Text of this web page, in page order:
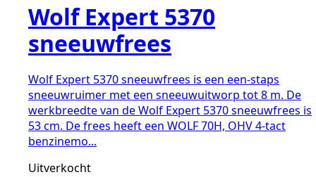
Wolf Expert 5370
sneeuwfrees
Wolf Expert 5370 sneeuwfrees is een een-staps
sneeuwruimer met een sneeuwuitworp tot 8 m. De
werkbreedte van de Wolf Expert 5370 sneeuwfrees is
53 cm. De frees heeft een WOLF 70H, OHV 4-tact
benzinemo...
Uitverkocht